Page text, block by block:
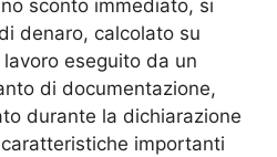
sconto immediato, si
denaro, calcolato su
eseguito da un
di documentazione,
durante la dichiarazione
importanti